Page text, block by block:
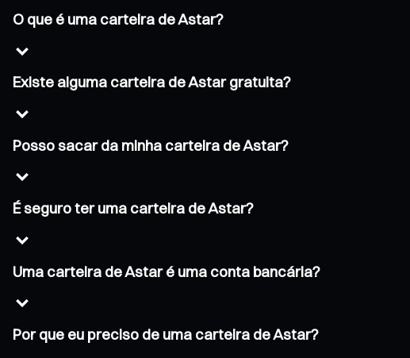
O que é uma carteira de Astar?
Existe alguma carteira de Astar gratuita?
Posso sacar da minha carteira de Astar?
É seguro ter uma carteira de Astar?
Uma carteira de Astar é uma conta bancária?
Por que eu preciso de uma carteira de Astar?